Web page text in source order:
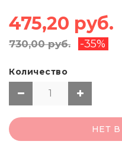
475,20 руб.
730,00 руб. -35%
Количество
НЕТ